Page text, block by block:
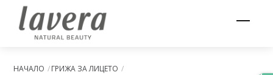
НАЧАЛО ГРИЖА ЗА ЛИЦЕТО